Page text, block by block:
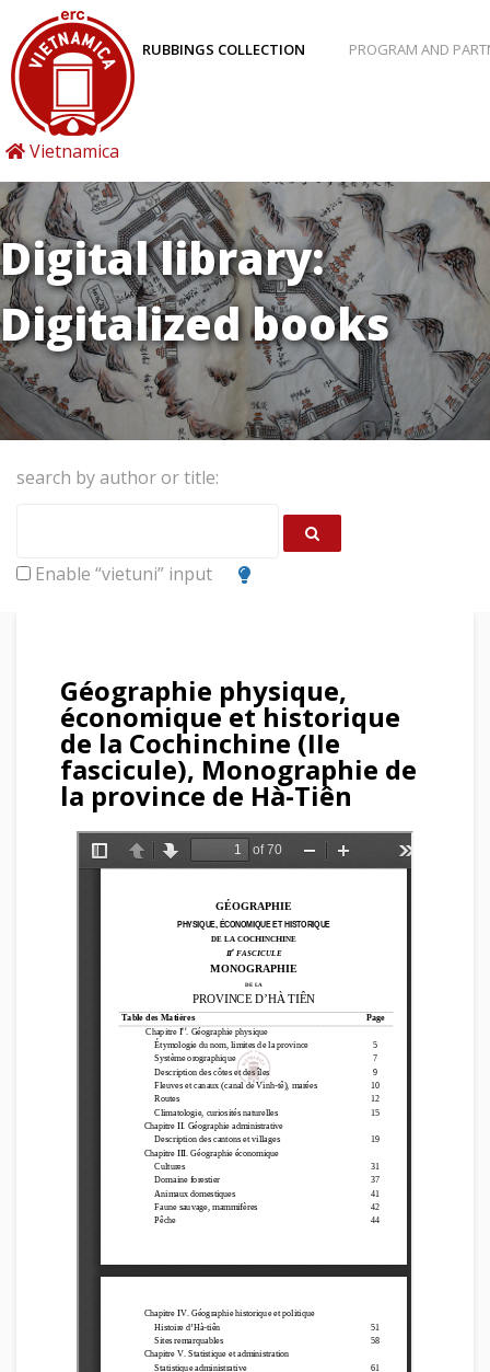
Vietnamica
RUBBINGS COLLECTION PROGRAM AND
Digital library:
Digitalized books
search by author or title:
Enable “vietuni” input
Géographie physique,
économique et historique
de la Cochinchine (IIe
fascicule), Monographie de
la province de Hà-Tiên